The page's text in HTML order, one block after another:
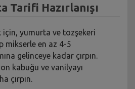
Tarifi Hazırlanışı
için, yumurta ve tozşekeri
mikserle en az 4-5
gelinceye kadar çırpın.
kabuğu ve vanilyayı
çırpın.